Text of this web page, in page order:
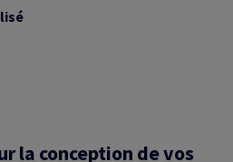
la conception de vos